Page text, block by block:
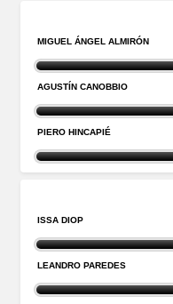
MIGUEL ÁNGEL ALMIRÓN
AGUSTÍN CANOBBIO
PIERO HINCAPIÉ
ISSA DIOP
LEANDRO PAREDES